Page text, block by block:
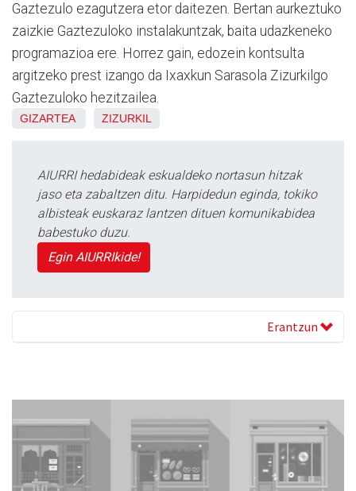
Gaztezulo ezagutzera etor daitezen. Bertan aurkeztuko
zaizkie Gaztezuloko instalakuntzak, baita udazkeneko
programazioa ere. Horrez gain, edozein kontsulta
argitzeko prest izango da Ixaxkun Sarasola Zizurkilgo
Gaztezuloko hezitzailea.
GIZARTEA ZIZURKIL
AIURRI hedabideak eskualdeko nortasun hitzak
jaso eta zabaltzen ditu. Harpidedun eginda, tokiko
albisteak euskaraz lantzen dituen komunikabidea
babestuko duzu.
Egin AIURRIkide!
Erantzun